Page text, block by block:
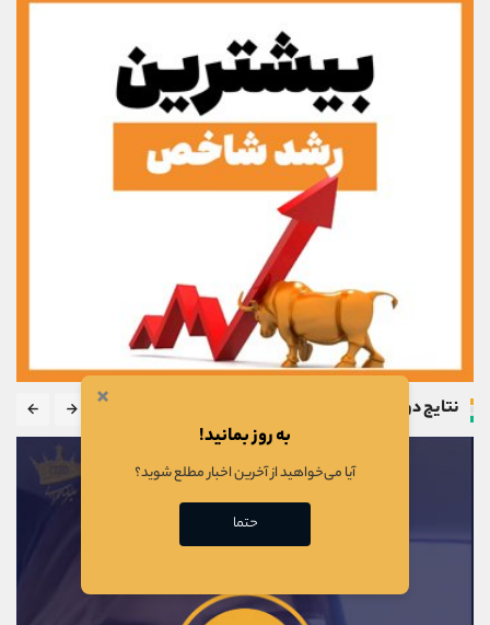
نتایج دوره ×
به روز بمانید!
آیا می‌خواهید از آخرین اخبار مطلع شوید؟
حتما